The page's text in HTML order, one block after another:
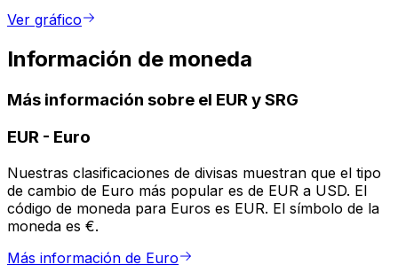
Ver gráfico
Información de moneda
Más información sobre el EUR y SRG
EUR - Euro
Nuestras clasificaciones de divisas muestran que el tipo
de cambio de Euro más popular es de EUR a USD. El
código de moneda para Euros es EUR. El símbolo de la
moneda es €.
Más información de Euro